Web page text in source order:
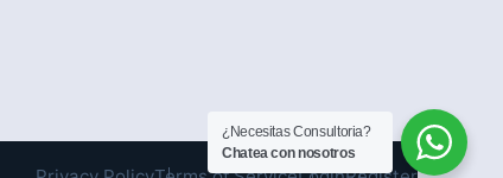
¿Necesitas Consultoria?
Chatea con nosotros